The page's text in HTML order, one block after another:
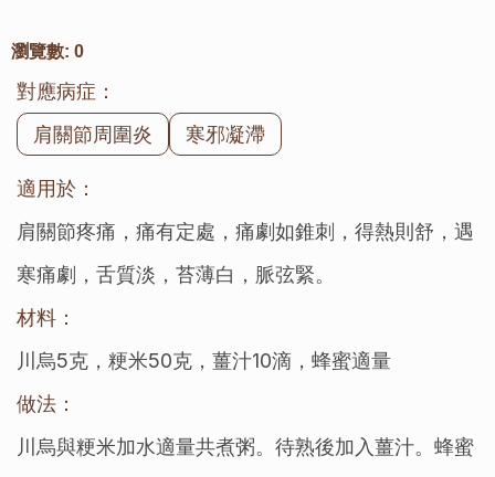
瀏覽數: 0
對應病症：
肩關節周圍炎
寒邪凝滯
適用於：
肩關節疼痛，痛有定處，痛劇如錐刺，得熱則舒，遇
寒痛劇，舌質淡，苔薄白，脈弦緊。
材料：
川烏5克，粳米50克，薑汁10滴，蜂蜜適量
做法：
川烏與粳米加水適量共煮粥。待熟後加入薑汁。蜂蜜